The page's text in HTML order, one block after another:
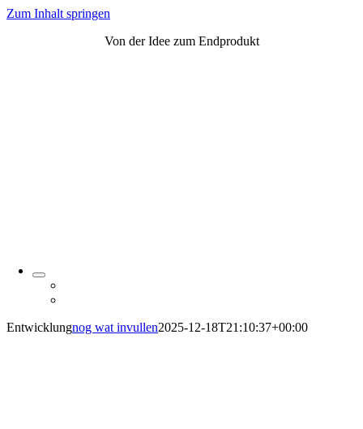
Zum Inhalt springen
Von der Idee zum Endprodukt
Entwicklungnog wat invullen2025-12-18T21:10:37+00:00